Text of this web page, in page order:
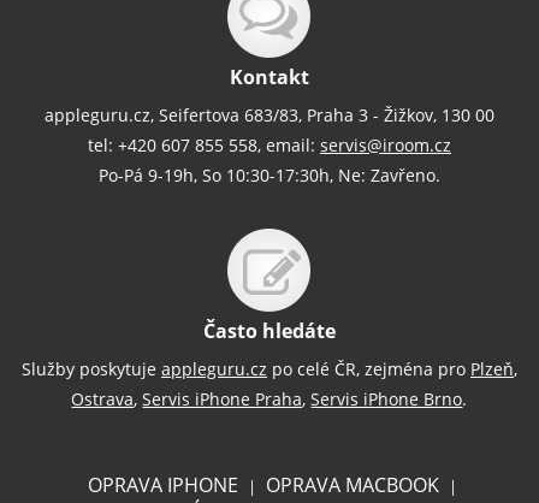
Kontakt
appleguru.cz, Seifertova 683/83, Praha 3 - Žižkov, 130 00
tel: +420 607 855 558, email: servis@iroom.cz
Po-Pá 9-19h, So 10:30-17:30h, Ne: Zavřeno.
Často hledáte
Služby poskytuje appleguru.cz po celé ČR, zejména pro Plzeň,
Ostrava,Servis iPhone Praha,Servis iPhone Brno.
OPRAVA IPHONE | OPRAVA MACBOOK |